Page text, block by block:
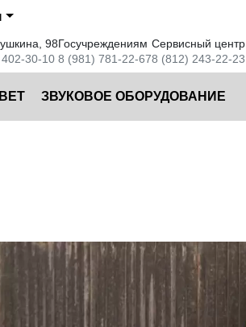
98
30-10
Госучреждениям
8 (981) 781-22-67
Сервисный центр
8 (812) 243-22-23
ЗВУКОВОЕ ОБОРУДОВАНИЕ